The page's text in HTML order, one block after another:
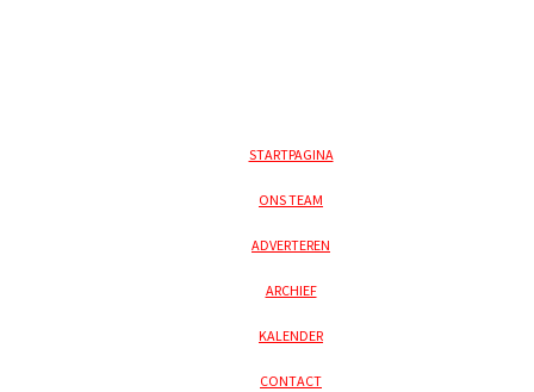
STARTPAGINA
ONS TEAM
ADVERTEREN
ARCHIEF
KALENDER
CONTACT